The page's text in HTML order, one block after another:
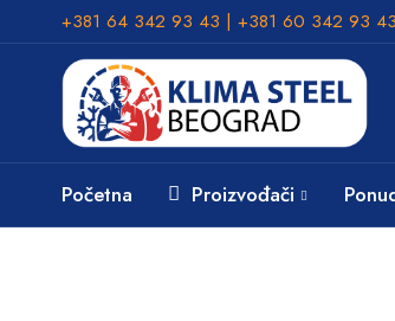
+381 64 342 93 43 | +381 60 342 93
Početna Proizvođači